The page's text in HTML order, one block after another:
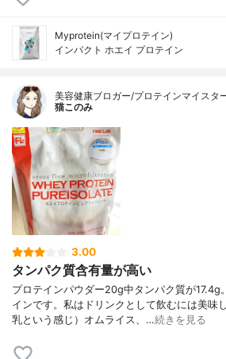
Myprotein(マイプロテイン)
インパクト ホエイ プロテイン
美容健康ブロガー/プロテインマイスタ
猫このみ
3.00
タンパク質含有量が高い
プロテインパウダー20g中タンパク質が17.4g
インです。私はドリンクとして飲むには美味
乳という感じ）オムライス、…続きを見る